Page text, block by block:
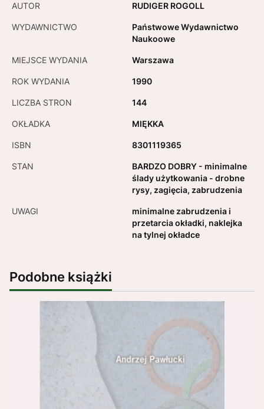
AUTOR RUDIGER ROGOLL
WYDAWNICTWO
Państwowe Wydawnictwo
Naukoowe
MIEJSCE WYDANIA Warszawa
ROK WYDANIA 1990
LICZBA STRON 144
OKŁADKA MIĘKKA
ISBN 8301119365
STAN
BARDZO DOBRY - minimalne
ślady użytkowania - drobne
rysy, zagięcia, zabrudzenia
UWAGI
minimalne zabrudzenia i
przetarcia okładki, naklejka
na tylnej okładce
Podobne książki